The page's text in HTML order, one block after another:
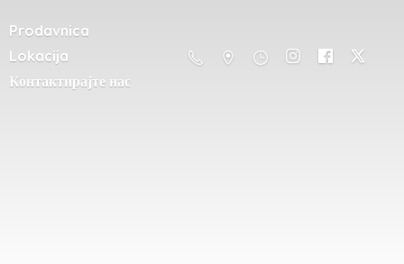
Prodavnica
Lokacija
Контактирајте нас